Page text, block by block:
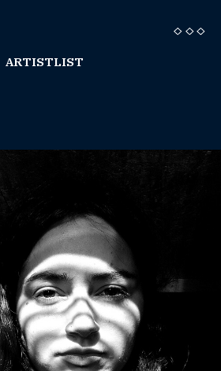
ARTISTLIST